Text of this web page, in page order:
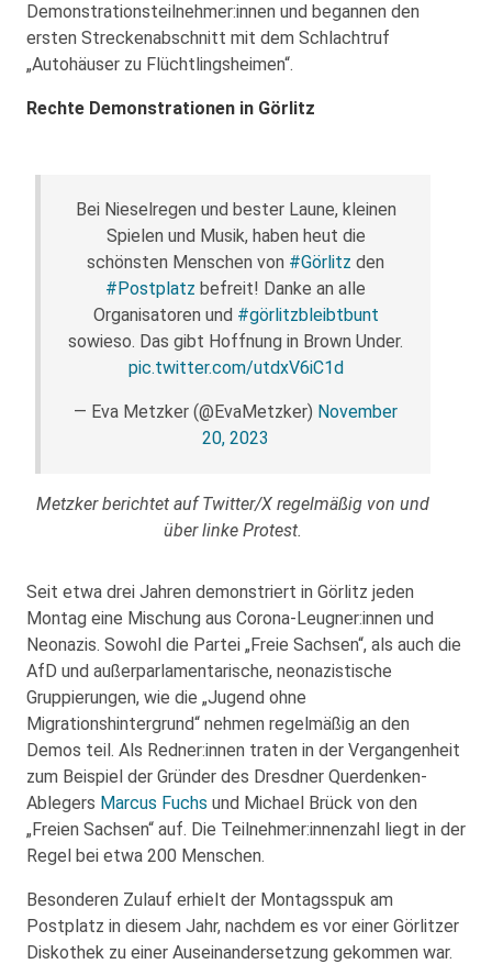
Demonstrationsteilnehmer:innen und begannen den
ersten Streckenabschnitt mit dem Schlachtruf
„Autohäuser zu Flüchtlingsheimen“.
Rechte Demonstrationen in Görlitz
Bei Nieselregen und bester Laune, kleinen
Spielen und Musik, haben heut die
schönsten Menschen von #Görlitz den
#Postplatz befreit! Danke an alle
Organisatoren und #görlitzbleibtbunt
sowieso. Das gibt Hoffnung in Brown Under.
pic.twitter.com/utdxV6iC1d
— Eva Metzker (@EvaMetzker) November
20, 2023
Metzker berichtet auf Twitter/X regelmäßig von und
über linke Protest.
Seit etwa drei Jahren demonstriert in Görlitz jeden
Montag eine Mischung aus Corona-Leugner:innen und
Neonazis. Sowohl die Partei „Freie Sachsen“, als auch die
AfD und außerparlamentarische, neonazistische
Gruppierungen, wie die „Jugend ohne
Migrationshintergrund“ nehmen regelmäßig an den
Demos teil. Als Redner:innen traten in der Vergangenheit
zum Beispiel der Gründer des Dresdner Querdenken-
Ablegers Marcus Fuchs und Michael Brück von den
„Freien Sachsen“ auf. Die Teilnehmer:innenzahl liegt in der
Regel bei etwa 200 Menschen.
Besonderen Zulauf erhielt der Montagsspuk am
Postplatz in diesem Jahr, nachdem es vor einer Görlitzer
Diskothek zu einer Auseinandersetzung gekommen war.